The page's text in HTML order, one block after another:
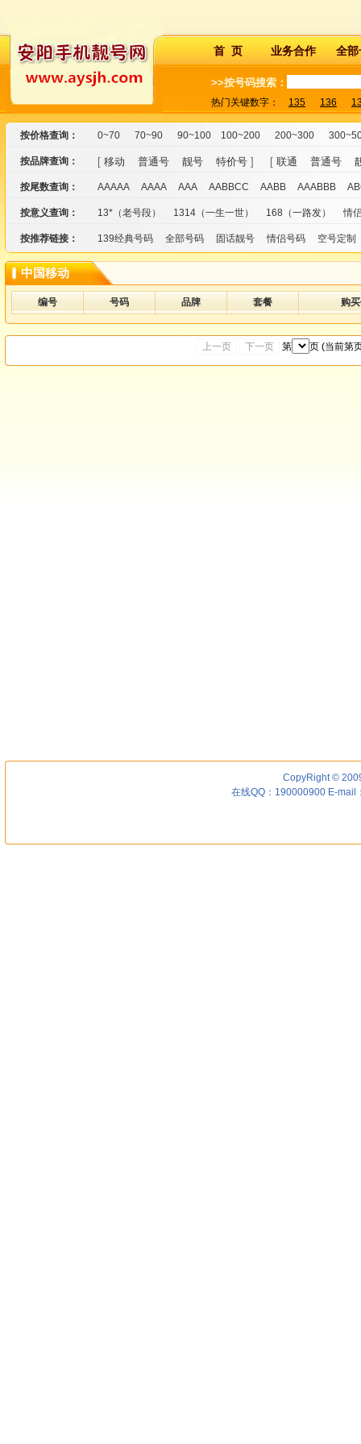
首 页 业务合作 全部
>>按号码搜索：
热门关键数字： 135 136
按价格查询： 0~70 70~90 90~100 100~200 200~300
按品牌查询： [ 移动 普通号 靓号 特价号 ] [ 联通 普通号
按尾数查询： AAAAA AAAA AAA AABBCC AABB AAABBB
按意义查询： 13*（老号段） 1314（一生一世） 168（一路发） 情
按推荐链接： 139经典号码 全部号码 固话靓号 情侣号码 空号定制
中国移动
编号 号码 品牌 套餐 购
上一页 下一页 第 页 (当前第
CopyRight ©
在线QQ：190000900 E-mail